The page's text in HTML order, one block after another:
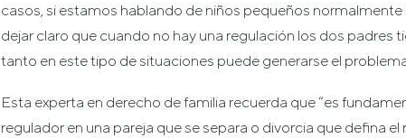
casos, si estamos hablando de niños pequeños
dejar claro que cuando no hay una regulación los dos padres
tanto en este tipo de situaciones puede generarse el
Esta experta en derecho de familia recuerda que “es
regulador en una pareja que se separa o divorcia que defina